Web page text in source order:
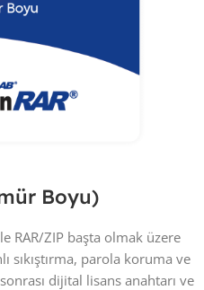
Boyu)
RAR/ZIP başta olmak üzere
sıkıştırma, parola koruma ve
dijital lisans anahtarı ve